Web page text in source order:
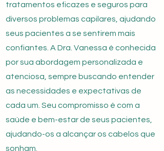
tratamentos eficazes e seguros para
diversos problemas capilares, ajudando
seus pacientes a se sentirem mais
confiantes. A Dra. Vanessa é conhecida
por sua abordagem personalizada e
atenciosa, sempre buscando entender
as necessidades e expectativas de
cada um. Seu compromisso é com a
saúde e bem-estar de seus pacientes,
ajudando-os a alcançar os cabelos que
sonham.